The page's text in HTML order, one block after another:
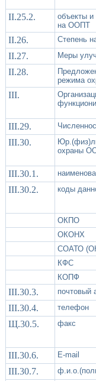
II.25.2.
объекты
на ООПТ
II.26. Степень
II.27. Меры
II.28.
режима
III.
III.29.
III.30.
охраны
III.30.1.
III.30.2. коды
ОКПО
ОКОНХ
СОАТО
КФС
КОПФ
III.30.3. почтовый
III.30.4. телефон
Щ.30.5. факс
III.30.6. Е-mail
III.30.7.